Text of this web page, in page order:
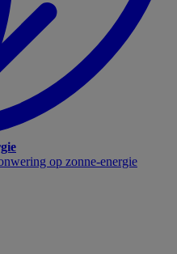
op zonne-energie